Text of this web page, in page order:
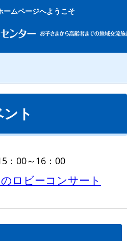
ームページへようこそ
ト
：00～16：00
ロビーコンサート